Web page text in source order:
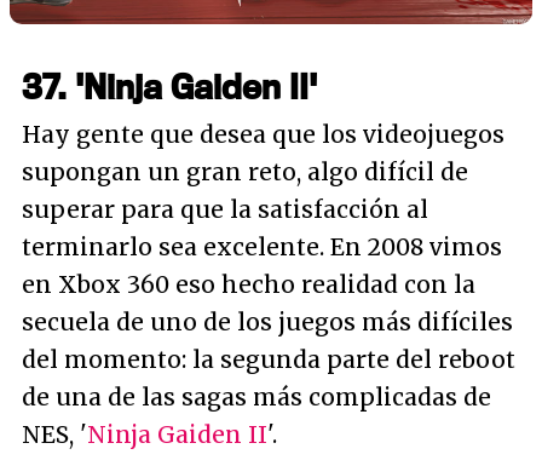
37. 'Ninja Gaiden II'
Hay gente que desea que los videojuegos
supongan un gran reto, algo difícil de
superar para que la satisfacción al
terminarlo sea excelente. En 2008 vimos
en Xbox 360 eso hecho realidad con la
secuela de uno de los juegos más difíciles
del momento: la segunda parte del reboot
de una de las sagas más complicadas de
NES, 'Ninja Gaiden II'.